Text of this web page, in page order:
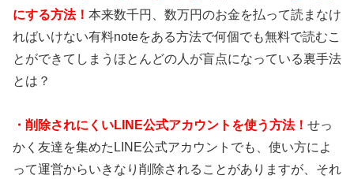
にする方法！ 本来数千円、数万円のお金を払って読まなけ
ればいけない有料noteをある方法で何個でも無料で読むこ
とができてしまうほとんどの人が盲点になっている裏手法
とは？
・ 削除されにくいLINE公式アカウントを使う方法！ せっ
かく友達を集めたLINE公式アカウントでも、使い方によ
って運営からいきなり削除されることがありますが、それ